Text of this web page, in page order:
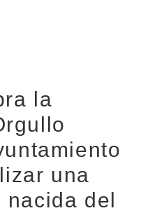
la
una
nacida del